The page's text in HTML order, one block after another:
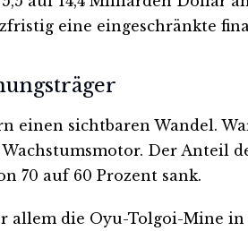
eine eingeschränkte
einen sichtbaren Wandel.
Der Anteil
70 auf 60 Prozent sank.
allem die Oyu-Tolgoi-Mine